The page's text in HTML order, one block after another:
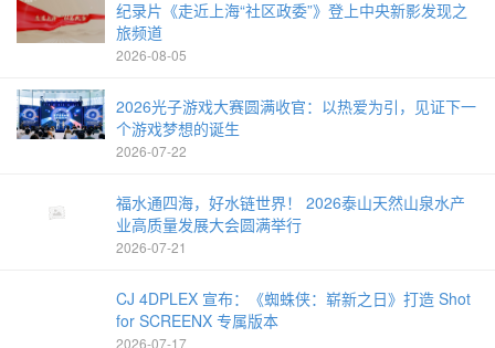
纪录片《走近上海“社区政委”》登上中央新影发现之
旅频道
2026-08-05
2026光子游戏大赛圆满收官：以热爱为引，见证下一
个游戏梦想的诞生
2026-07-22
福水通四海，好水链世界！ 2026泰山天然山泉水产
业高质量发展大会圆满举行
2026-07-21
CJ 4DPLEX 宣布：《蜘蛛侠：崭新之日》打造 Shot
for SCREENX 专属版本
2026-07-17